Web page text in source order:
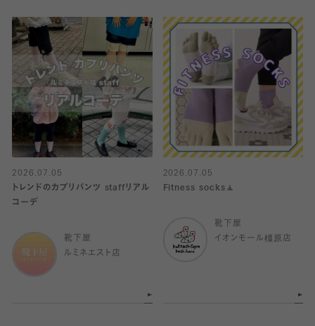
2026.07.05
トレンドのカプリパンツ staffリアル
コーデ
靴下屋
ルミネエスト店
2026.07.05
Fitness socks🧘
靴下屋
イオンモール橿原店